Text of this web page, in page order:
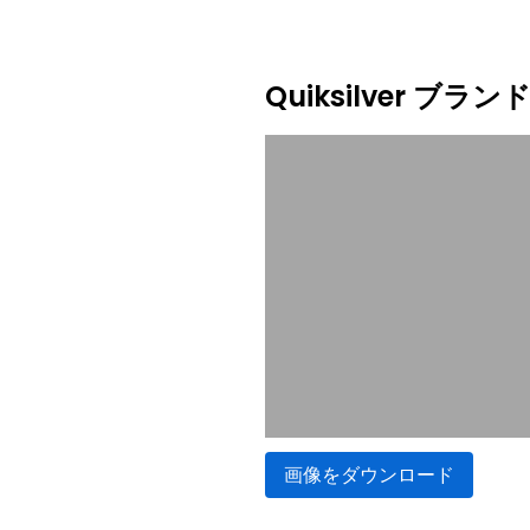
Quiksilver ブラン
画像をダウンロード